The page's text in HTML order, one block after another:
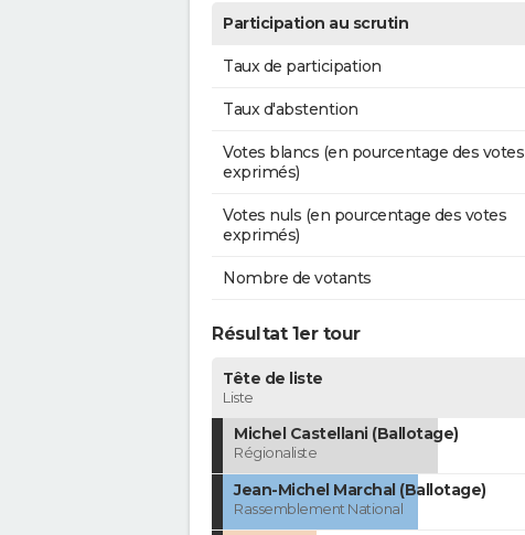
Participation au scrutin
Taux de participation
Taux d'abstention
Votes blancs (en pourcentage des votes
exprimés)
Votes nuls (en pourcentage des votes
exprimés)
Nombre de votants
Résultat 1er tour
Tête de liste
Liste
Michel Castellani (Ballotage)
Régionaliste
Jean-Michel Marchal (Ballotage)
Rassemblement National